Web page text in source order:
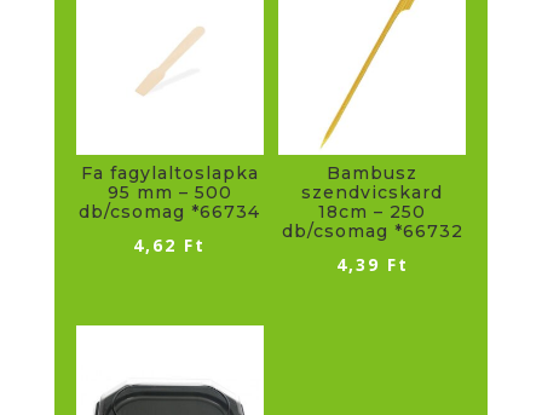
Fa fagylaltoslapka
95 mm – 500
db/csomag *66734
4,62 Ft
Bambusz
szendvicskard
18cm – 250
db/csomag *66732
4,39 Ft